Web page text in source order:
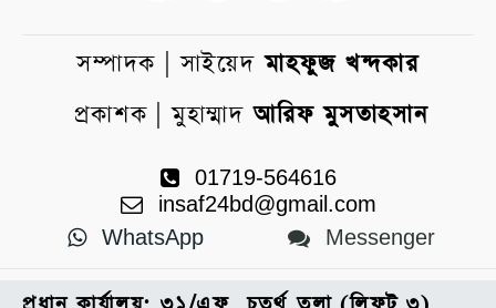
সম্পাদক | সাইয়েদমাহফুজ খন্দকার
প্রকাশক | মুহাম্মাদআরিফ মুসতাহসান
01719-564616
insaf24bd@gmail.com
WhatsApp
Messenger